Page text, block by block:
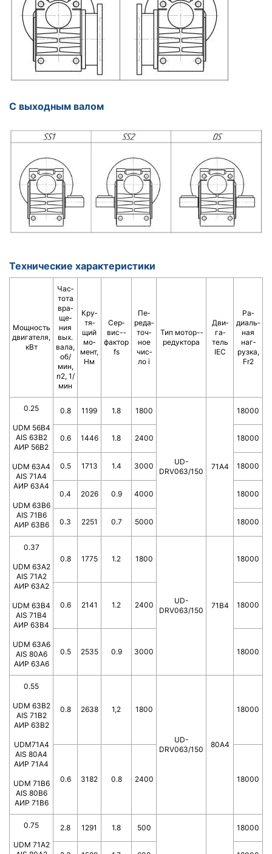
С выходным валом
Технические характеристики
Мощ­ность
двигателя,
кВт
Час­
то­та
вра­
ще­
ния
вых.
вала,
об/
мин,
n2, 1/
мин
Кру­
тя­
щий
мо­
ме­нт,
Нм
Сер­
вис-­
фактор
fs
Пе­
ре­да­
точ­
ное
чис­
ло i
Тип мотор-­
ре­дук­то­ра
Дви­
га­
тель
IEC
Ра­
диаль­
ная
наг­
руз­ка,
Fr2
0.25
UDM 56B4
AIS 63B2
АИР 56В2
UDM 63A4
AIS 71A4
АИР 63А4
UDM 63B6
AIS 71B6
АИР 63В6
0.8 1199 1.8 1800
UD-
DRV063/150
71A4
18000
0.6 1446 1.8 2400 18000
0.5 1713 1.4 3000 18000
0.4 2026 0.9 4000 18000
0.3 2251 0.7 5000 18000
0.37
UDM 63A2
AIS 71A2
АИР 63А2
UDM 63B4
AIS 71B4
АИР 63В4
UDM 63A6
AIS 80A6
АИР 63А6
0.8 1775 1.2 1800
UD-
DRV063/150
71B4
18000
0.6 2141 1.2 2400 18000
0.5 2535 0.9 3000 18000
0.55
UDM 63B2
AIS 71B2
АИР 63В2
UDM71A4
AIS 80A4
АИР 71А4
UDM 71B6
AIS 80B6
АИР 71В6
0.8 2638 1,2 1800
UD-
DRV063/150
80А4
18000
0.6 3182 0.8 2400 18000
0.75
UDM 71A2
2.8 1291 1.8 500 18000